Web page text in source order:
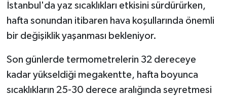
İstanbul'da yaz sıcaklıkları etkisini sürdürürken,
hafta sonundan itibaren hava koşullarında önemli
bir değişiklik yaşanması bekleniyor.
Son günlerde termometrelerin 32 dereceye
kadar yükseldiği megakentte, hafta boyunca
sıcaklıkların 25-30 derece aralığında seyretmesi